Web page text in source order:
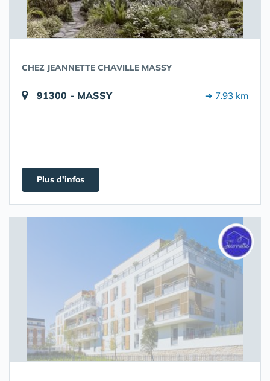
CHEZ JEANNETTE CHAVILLE MASSY
91300 - MASSY ➔ 7.93 km
Plus d'infos